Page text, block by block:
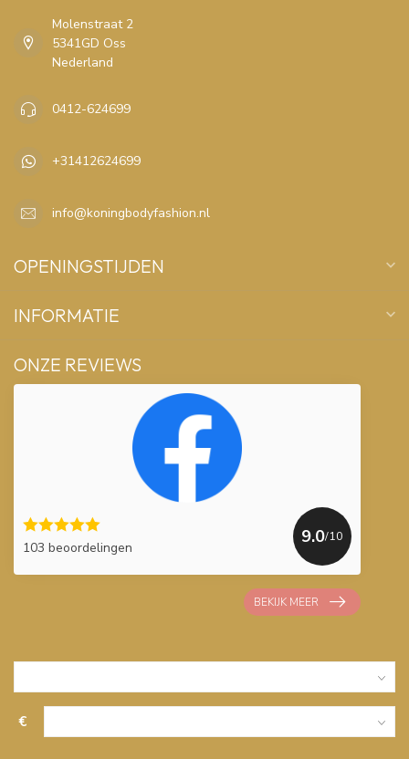
Molenstraat 2
5341GD Oss
Nederland
0412-624699
+31412624699
info@koningbodyfashion.nl
OPENINGSTIJDEN
INFORMATIE
ONZE REVIEWS
103 beoordelingen
9.0/10
BEKIJK MEER
€